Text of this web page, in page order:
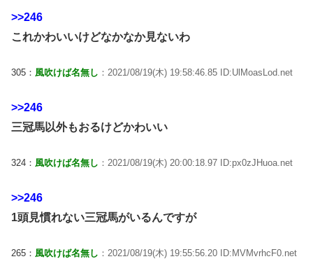
>>246
これかわいいけどなかなか見ないわ
305： 風吹けば名無し ：2021/08/19(木) 19:58:46.85 ID:UlMoasLod.net
>>246
三冠馬以外もおるけどかわいい
324： 風吹けば名無し ：2021/08/19(木) 20:00:18.97 ID:px0zJHuoa.net
>>246
1頭見慣れない三冠馬がいるんですが
265： 風吹けば名無し ：2021/08/19(木) 19:55:56.20 ID:MVMvrhcF0.net